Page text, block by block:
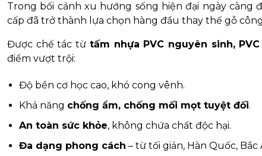
Trong bối cảnh xu hướng sống hiện đại ngày càng
cấp đã trở thành lựa chọn hàng đầu thay thế gỗ
Được chế tác từ tấm nhựa PVC nguyên sinh,
điểm vượt trội:
Độ bền cơ học cao, khó cong vênh.
Khả năng chống ẩm, chống mối mọt tuyệt đối.
An toàn sức khỏe, không chứa chất độc hại.
Đa dạng phong cách – từ tối giản, Hàn Quốc,